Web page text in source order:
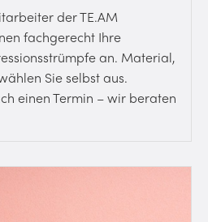
der TE.AM
fachgerecht Ihre
an. Material,
Sie selbst aus.
einen Termin – wir beraten